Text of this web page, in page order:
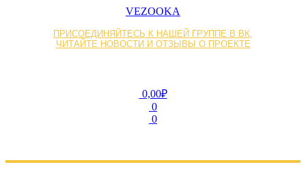
VEZOOKA
ПРИСОЕДИНЯЙТЕСЬ К НАШЕЙ ГРУППЕ В ВК,
ЧИТАЙТЕ НОВОСТИ И ОТЗЫВЫ О ПРОЕКТЕ
0,00₽
0
0